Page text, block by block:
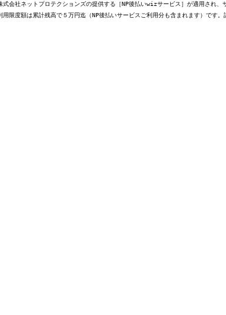
式会社ネットプロテクションズの提供する［NP後払いwizサービス］が適用され、
限度額は累計残高で５万円迄（NP後払いサービスご利用分も含まれます）です。